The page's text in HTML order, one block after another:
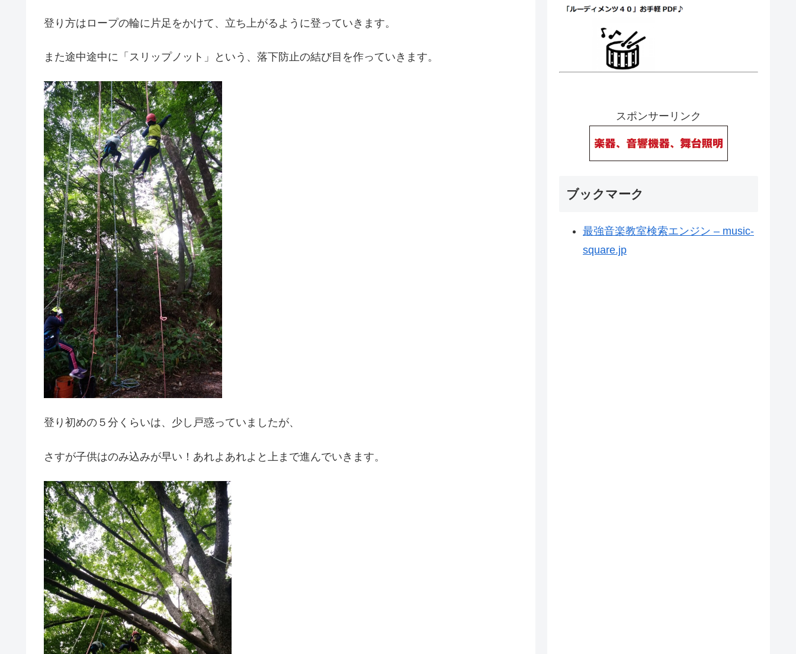
登り方はロープの輪に片足をかけて、立ち上がるように登っていきます。
また途中途中に「スリップノット」という、落下防止の結び目を作っていきます。
登り初めの５分くらいは、少し戸惑っていましたが、
さすが子供はのみ込みが早い！あれよあれよと上まで進んでいきます。
スポンサーリンク
ブックマーク
最強音楽教室検索エンジン – music-
square.jp